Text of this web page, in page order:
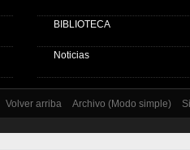
BIBLIOTECA
Noticias
Volver arriba Archivo (Modo simple)